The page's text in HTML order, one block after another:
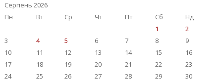
Серпень 2026
Пн
Вт Ср Чт Пт Сб
Нд
1
2
3
4 5 6 7 8
9
10
11 12 13 14 15
16
17
18 19 20 21 22
23
24
25 26 27 28 29
30